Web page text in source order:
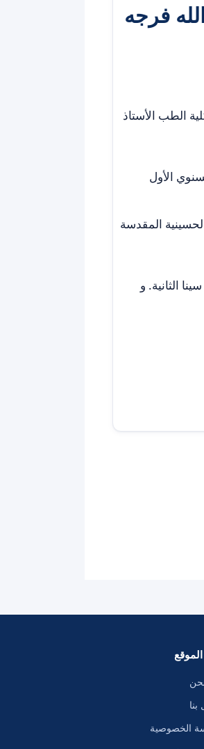
فرجه
الطب الأستاذ
الأول
المقدسة
ابن سينا الثانية. و
الخصوصية